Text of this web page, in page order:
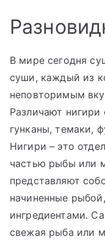
В мире сегодня
суши, каждый из
неповторимым
Различают
гунканы, темаки,
Нигири – это
частью рыбы или
представляют
начиненные
ингредиентами.
свежая рыба или